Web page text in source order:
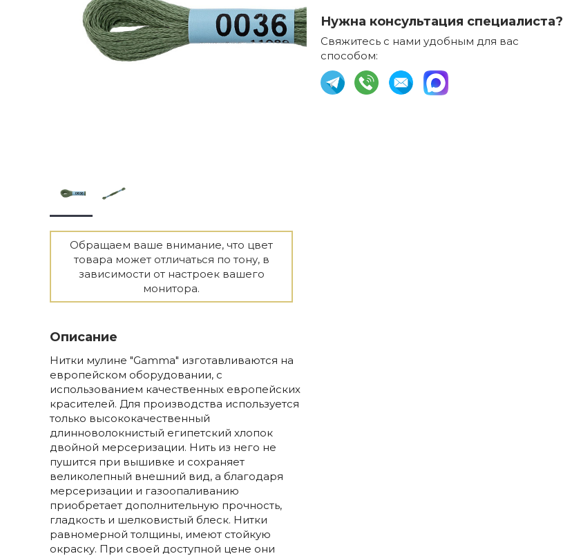
Обращаем ваше внимание, что цвет
товара может отличаться по тону, в
зависимости от настроек вашего
монитора.
Описание
Нитки мулине "Gamma" изготавливаются на
европейском оборудовании, с
использованием качественных европейских
красителей. Для производства используется
только высококачественный
длинноволокнистый египетский хлопок
двойной мерсеризации. Нить из него не
пушится при вышивке и сохраняет
великолепный внешний вид, а благодаря
мерсеризации и газоопаливанию
приобретает дополнительную прочность,
гладкость и шелковистый блеск. Нитки
равномерной толщины, имеют стойкую
окраску. При своей доступной цене они
Нужна консультация специалиста?
Свяжитесь с нами удобным для вас
способом: